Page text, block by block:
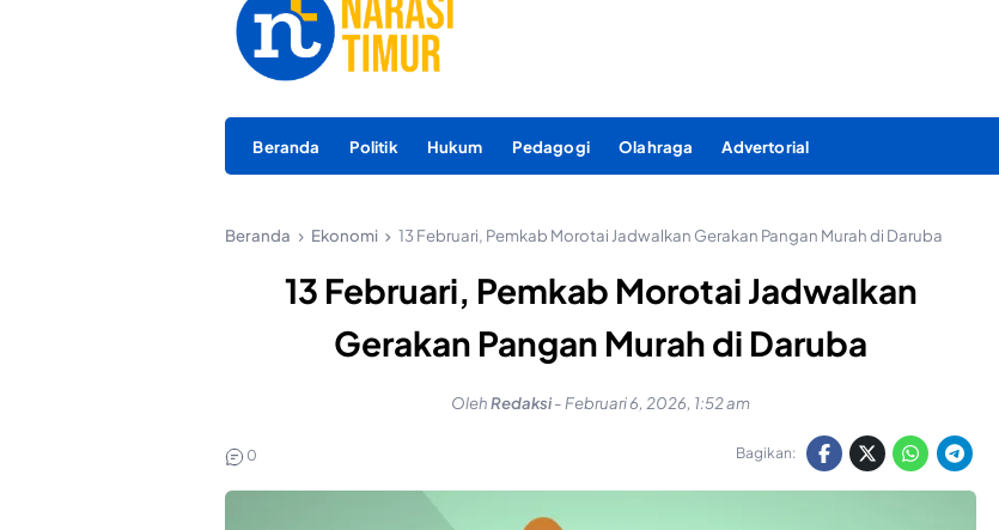
Beranda Politik Hukum Pedagogi Olahraga Advertorial
Beranda Ekonomi 13 Februari, Pemkab Morotai Jadwalkan Gerakan Pangan Murah di Daruba
13 Februari, Pemkab Morotai Jadwalkan
Gerakan Pangan Murah di Daruba
OlehRedaksi- Februari 6, 2026, 1:52 am
0 Bagikan: